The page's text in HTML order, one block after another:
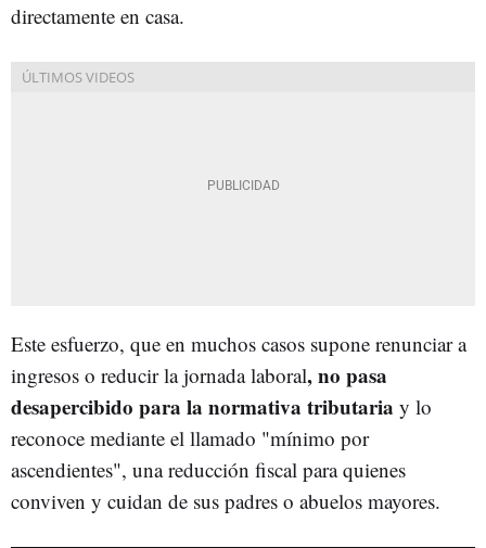
directamente en casa.
Este esfuerzo, que en muchos casos supone renunciar a
ingresos o reducir la jornada laboral, no pasa
desapercibido para la normativa tributaria y lo
reconoce mediante el llamado "mínimo por
ascendientes", una reducción fiscal para quienes
conviven y cuidan de sus padres o abuelos mayores.